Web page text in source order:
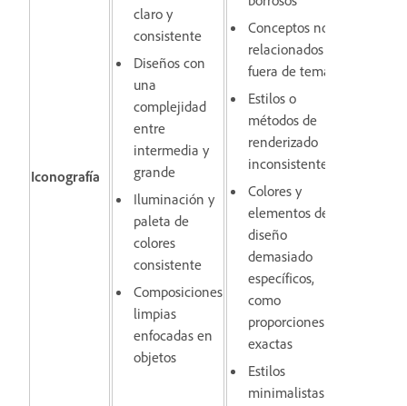
Iconografía
claro y
consistente
Diseños con
una
complejidad
entre
intermedia y
grande
Iluminación y
paleta de
colores
consistente
Composiciones
limpias
enfocadas en
objetos
Conceptos no
relacionados o
fuera de tema
Estilos o
métodos de
renderizado
inconsistentes
Colores y
elementos de
diseño
demasiado
específicos,
como
proporciones
exactas
Estilos
minimalistas